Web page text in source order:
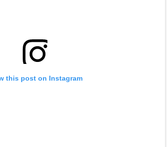
this post on Instagram